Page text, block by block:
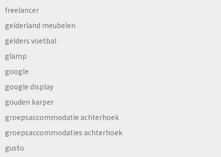
freelancer
gelderland meubelen
gelders voetbal
glamp
google
google display
gouden karper
groepsaccommodatie achterhoek
groepsaccommodaties achterhoek
gusto